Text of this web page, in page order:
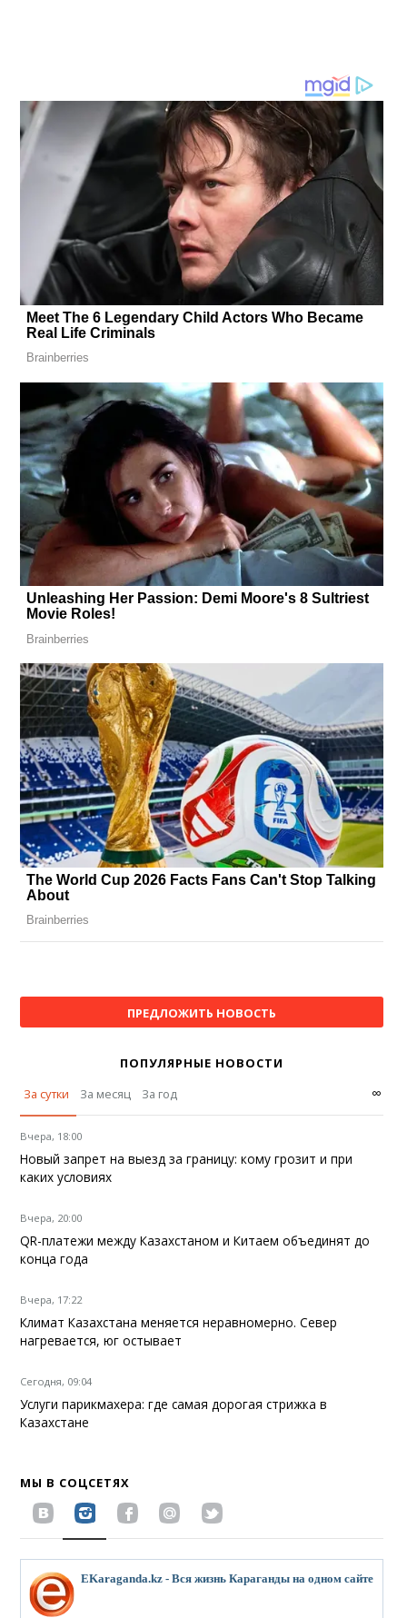
ПРЕДЛОЖИТЬ НОВОСТЬ
ПОПУЛЯРНЫЕ НОВОСТИ
За сутки
За месяц За год ∞
Вчера, 18:00
Новый запрет на выезд за границу: кому грозит и при
каких условиях
Вчера, 20:00
QR-платежи между Казахстаном и Китаем объединят до
конца года
Вчера, 17:22
Климат Казахстана меняется неравномерно. Север
нагревается, юг остывает
Сегодня, 09:04
Услуги парикмахера: где самая дорогая стрижка в
Казахстане
МЫ В СОЦСЕТЯХ
EKaraganda.kz - Вся жизнь Караганды на одном сайте